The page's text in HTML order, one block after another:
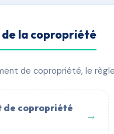
59000 Lille
Digital 💬
de la copropriété
de copropriété, le
de copropriété
→